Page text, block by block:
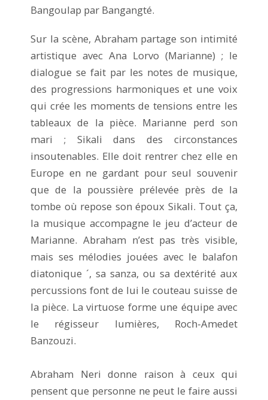
Bangoulap par Bangangté.
Sur la scène, Abraham partage son intimité
artistique avec Ana Lorvo (Marianne) ; le
dialogue se fait par les notes de musique,
des progressions harmoniques et une voix
qui crée les moments de tensions entre les
tableaux de la pièce. Marianne perd son
mari ; Sikali dans des circonstances
insoutenables. Elle doit rentrer chez elle en
Europe en ne gardant pour seul souvenir
que de la poussière prélevée près de la
tombe où repose son époux Sikali. Tout ça,
la musique accompagne le jeu d’acteur de
Marianne. Abraham n’est pas très visible,
mais ses mélodies jouées avec le balafon
diatonique ´, sa sanza, ou sa dextérité aux
percussions font de lui le couteau suisse de
la pièce. La virtuose forme une équipe avec
le régisseur lumières, Roch-Amedet
Banzouzi.
Abraham Neri donne raison à ceux qui
pensent que personne ne peut le faire aussi